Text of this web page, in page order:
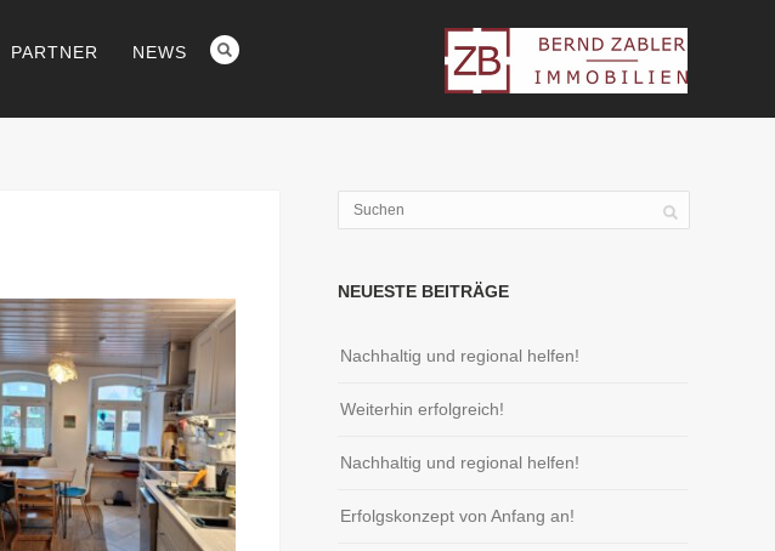
PARTNER NEWS
NEUESTE BEITRÄGE
Nachhaltig und regional helfen!
Weiterhin erfolgreich!
Nachhaltig und regional helfen!
Erfolgskonzept von Anfang an!